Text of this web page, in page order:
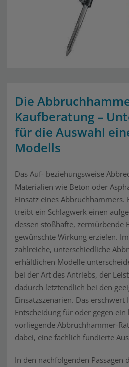
Die
Kaufberatung –
für die Auswahl
Modells
Das Auf- beziehungsweise
Materialien wie Beton oder
Einsatz eines Abbruchhammers.
treibt ein Schlagwerk einen
dessen stoßhafte, zermürbende
gewünschte Wirkung erzielen.
zahlreiche, unterschiedliche
erhältlichen Modelle
bei der Art des Antriebs, der
dadurch letztendlich bei den
Einsatzszenarien. Das
Entscheidung für oder gegen
vorliegende Abbruchhammer-
dabei, eine fachlich fundierte
In den nachfolgenden Passagen